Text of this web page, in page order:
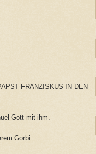
FRANZISKUS IN DEN
Gott mit ihm.
Gorbi